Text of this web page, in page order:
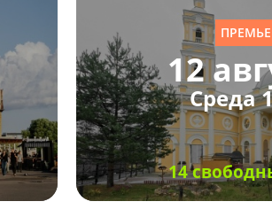
12
Среда
14